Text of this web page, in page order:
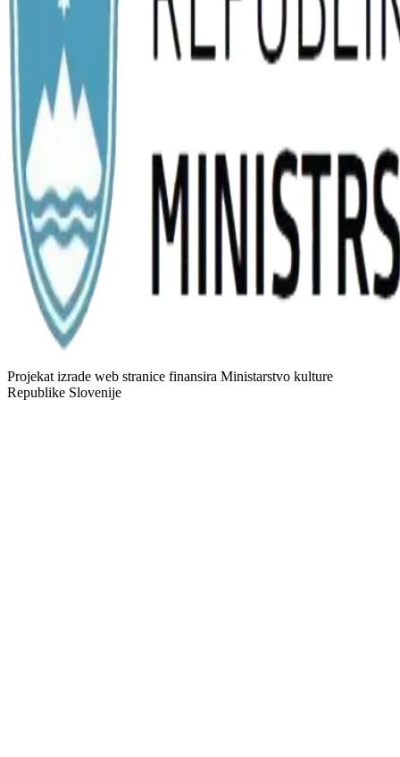
Projekat izrade web stranice finansira Ministarstvo kulture
Republike Slovenije